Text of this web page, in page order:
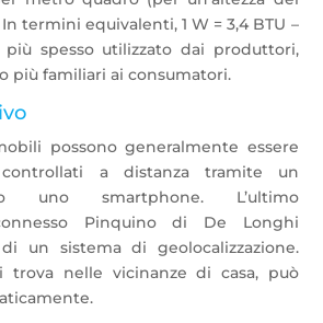
termini equivalenti, 1 W = 3,4 BTU –
spesso utilizzato dai produttori,
più familiari ai consumatori.
possono generalmente essere
a distanza tramite un
uno smartphone. L’ultimo
Pinquino di De Longhi
un sistema di geolocalizzazione.
trova nelle vicinanze di casa, può